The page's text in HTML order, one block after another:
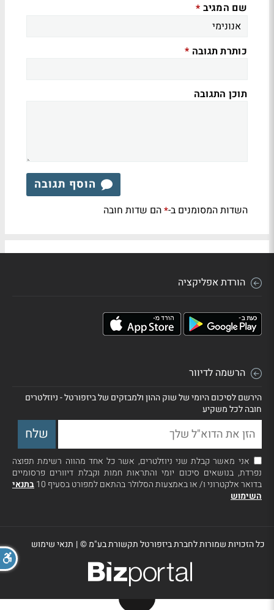
שם המגיב *
כותרת תגובה *
תוכן התגובה
הוסף תגובה
השדות המסומנים ב-*הם שדות חובה
הורדת אפליקציה
הרשמה לדיוור
הירשם לסיכום היומי של שוק ההון ולמבזקים של ביזפורטל - ניוזלטרים
חובה לכל משקיע
אני מאשר קבלת שני ניוזלטרים, אשר כל אחד מהווה רשימת תפוצה
נפרדת, בנושאים סיכום יומי והתראות חמות וקבלת דיוורים פרסומיים
בדואר אלקטרוני ו/ או באמצעות הסלולר בהתאם למפורט בסעיף 10
בתנאי
השימוש
כל הזכויות שמורות לחברת ביזפורטל תקשורת בע"מ ©| תנאי שימוש